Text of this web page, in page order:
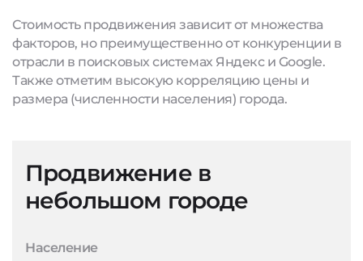
Стоимость продвижения зависит от множества
факторов, но преимущественно от конкуренции в
отрасли в поисковых системах Яндекс и Google.
Также отметим высокую корреляцию цены и
размера (численности населения) города.
Продвижение в
небольшом городе
Население